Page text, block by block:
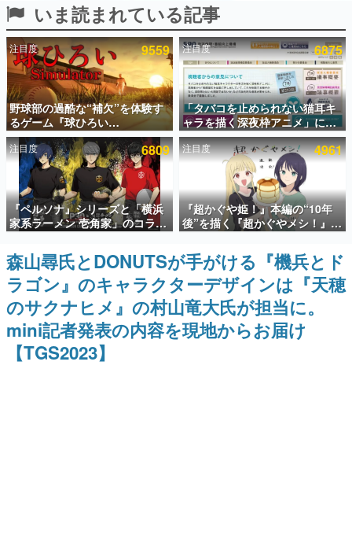
ピックアップ
電ファミのいま読まれている記事ランキング
アプリセール情報
インタビュー
連載・特集一覧
殿堂入り記事
SNS拡散数が数千以上！ ページビュー数万以上！ などな
ど。多くの人々に読まれた、電ファミ渾身の“殿堂入り”記
事をまとめました。
ゲームの企画書
名作ゲームクリエイターの方々に製作時のエピソードをお
聞きし、ヒットする企画（ゲーム）とは何か？を探ってい
きます。
赫本
この物語を解いてはいけない。『赫本』は、〈試験問題〉
の形をした短編ホラー小説集です。
いま読まれている記事
注目度 9559
野球部の過酷な“補欠”を体験す
るゲーム『球ひろい
Simulator』が「1件」のウィッ
シュリストをもとにチェコ語に
対応しSNSで話題に。『キング
ダム・カム』開発元やチェコの
プロ野球選手から称賛の声
注目度 6875
「タバコを止められない猫耳キ
ャラを描く深夜枠アニメ」に視
聴者の一部から批判意見。違法
薬物の使用と思しき描写も含め
て、BPOが議論を交わす
注目度 6809
『ペルソナ』シリーズと「横浜
家系ラーメン 壱角家」のコラボ
が8月21日から開催。”はがく
れ”風とんこつラーメンや、おい
しく食べられるカレーラーメン
がラインナップ
注目度 4961
『超かぐや姫！』本編の“10年
後”を描く『超かぐやメシ！』
Web連載決定。新たなWebマン
ガレーベル「ビビビコミック」
にて特別話が掲載スタート、あ
のお話には…まだ続きがある！
森山尋氏とDONUTSが手がける『機兵とド
ラゴン』のキャラクターデザインは『天穂
のサクナヒメ』の村山竜大氏が担当に。
mini記者発表の内容を現地からお届け
【TGS2023】